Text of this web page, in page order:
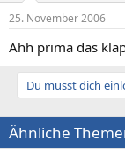
25. November 2006
Ahh prima das
Du musst dich
Ähnliche